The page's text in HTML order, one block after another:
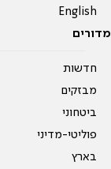
English
מדורים
חדשות
מבזקים
ביטחוני
פוליטי-מדיני
בארץ